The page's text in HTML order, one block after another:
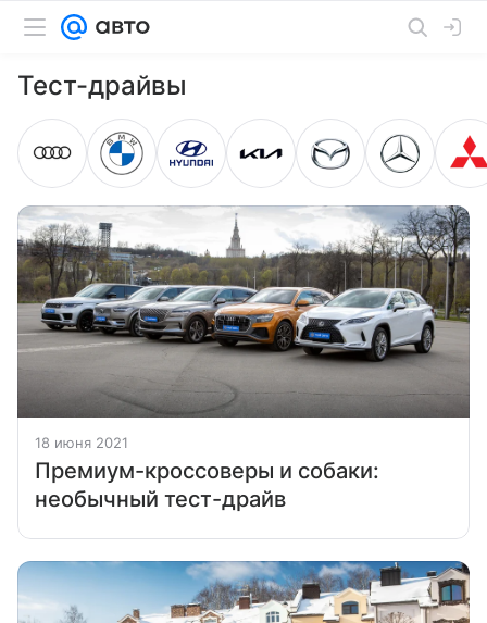
Тест-драйвы
18 июня 2021
Премиум-кроссоверы и собаки:
необычный тест-драйв